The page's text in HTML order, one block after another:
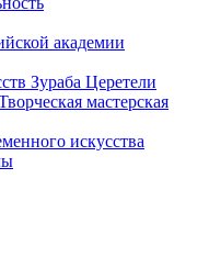
академии
Зураба Церетели
мастерская
искусства